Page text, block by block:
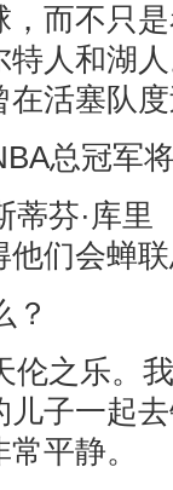
而不只
人和湖
在活塞队
总冠军
芬·库里
们会蝉
？
伦之乐。
子一起
平静。